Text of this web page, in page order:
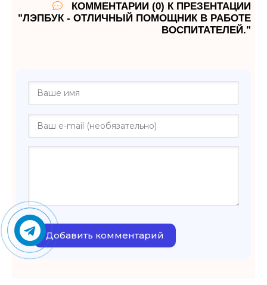
КОММЕНТАРИИ (0) К ПРЕЗЕНТАЦИИ
"ЛЭПБУК - ОТЛИЧНЫЙ ПОМОЩНИК В РАБОТЕ
ВОСПИТАТЕЛЕЙ."
Добавить комментарий